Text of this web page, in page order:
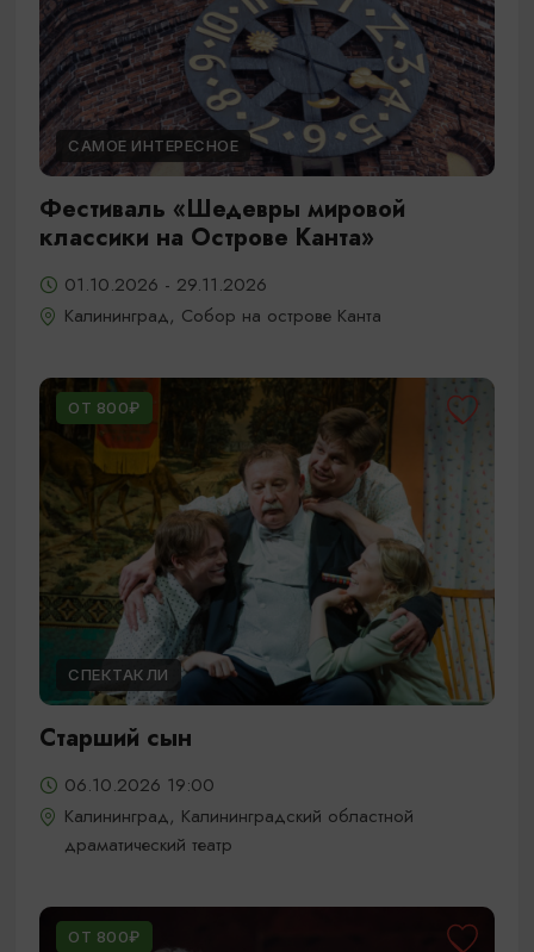
САМОЕ ИНТЕРЕСНОЕ
Фестиваль «Шедевры мировой
классики на Острове Канта»
01.10.2026 - 29.11.2026
Калининград, Собор на острове Канта
ОТ 800₽
СПЕКТАКЛИ
Старший сын
06.10.2026 19:00
Калининград, Калининградский областной
драматический театр
ОТ 800₽